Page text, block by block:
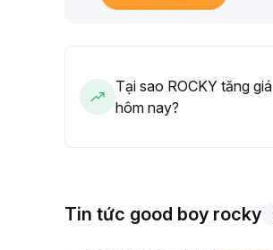
Tại sao ROCKY tăng giá
hôm nay?
Tin tức good boy rocky